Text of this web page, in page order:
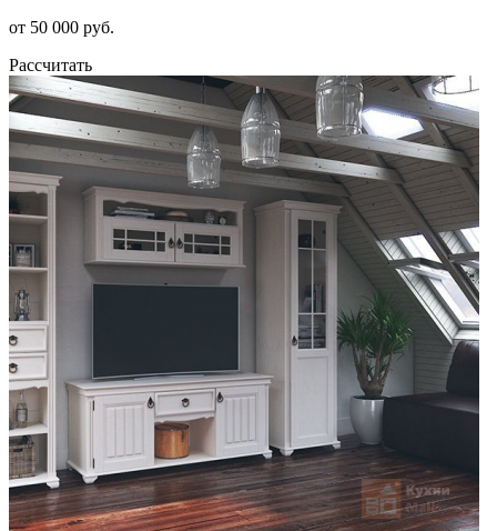
от 50 000 руб.
Рассчитать